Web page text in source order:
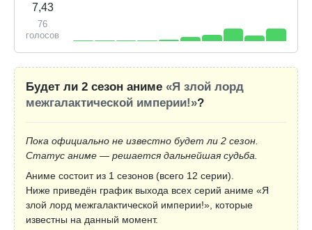
7,43
76
голосов
Будет ли 2 сезон аниме «Я злой лорд
межгалактической империи!»?
Пока официально не известно будет ли 2 сезон.
Статус аниме — решается дальнейшая судьба.
Аниме состоит из 1 сезонов (всего 12 серии).
Ниже приведён график выхода всех серий аниме «Я
злой лорд межгалактической империи!», которые
известны на данный момент.